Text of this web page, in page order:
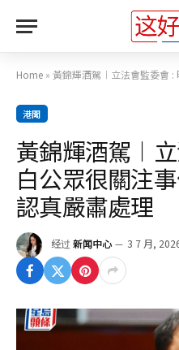
Home » 黃錦輝酒駕︱立法會監委會 : 明
港聞
黃錦輝酒駕︱
白公眾很關注
認真嚴肅處理
经过 新闻中心 3 7 月,